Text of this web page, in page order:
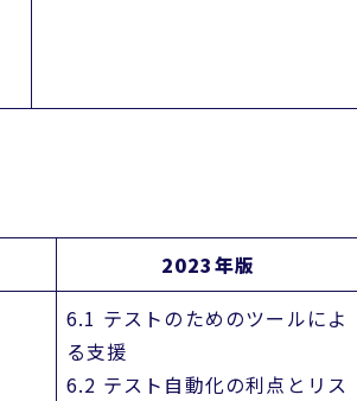
2023年版
6.1 テストのためのツールによ
る支援
6.2 テスト自動化の利点とリス